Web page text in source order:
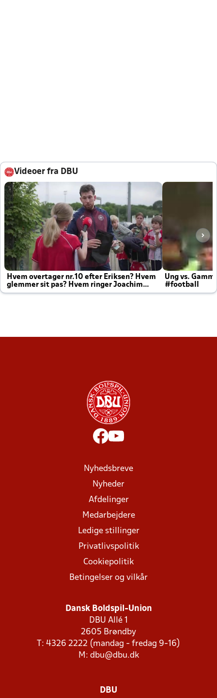
Videoer fra DBU
Hvem overtager nr.10 efter Eriksen? Hvem
glemmer sit pas? Hvem ringer Joachim
altid til efter kampe?
Ung vs.
#football
Nyhedsbreve
Nyheder
Afdelinger
Medarbejdere
Ledige stillinger
Privatlivspolitik
Cookiepolitik
Betingelser og vilkår
Dansk Boldspil-Union
DBU Allé 1
2605 Brøndby
T: 4326 2222 (mandag - fredag 9-16)
M: dbu@dbu.dk
DBU